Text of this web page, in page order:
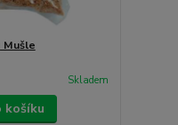
Mušle
Skladem
košíku